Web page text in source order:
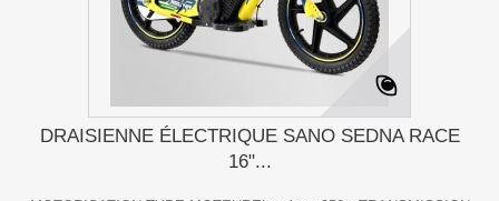
DRAISIENNE ÉLECTRIQUE SANO SEDNA RACE
16"...